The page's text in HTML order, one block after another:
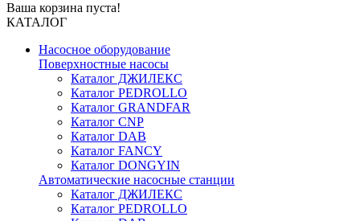
Ваша корзина пуста!
КАТАЛОГ
Насосное оборудование
Поверхностные насосы
Каталог ДЖИЛЕКС
Каталог PEDROLLO
Каталог GRANDFAR
Каталог CNP
Каталог DAB
Каталог FANCY
Каталог DONGYIN
Автоматические насосные станции
Каталог ДЖИЛЕКС
Каталог PEDROLLO